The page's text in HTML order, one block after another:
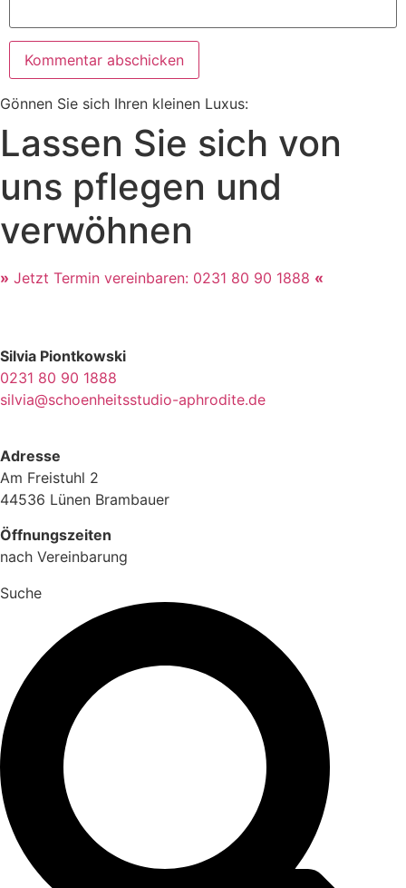
Gönnen Sie sich Ihren kleinen Luxus:
Lassen Sie sich von
uns pflegen und
verwöhnen
» Jetzt Termin vereinbaren: 0231 80 90 1888 «
Silvia Piontkowski
0231 80 90 1888
silvia@schoenheitsstudio-aphrodite.de
Adresse
Am Freistuhl 2
44536 Lünen Brambauer
Öffnungszeiten
nach Vereinbarung
Suche